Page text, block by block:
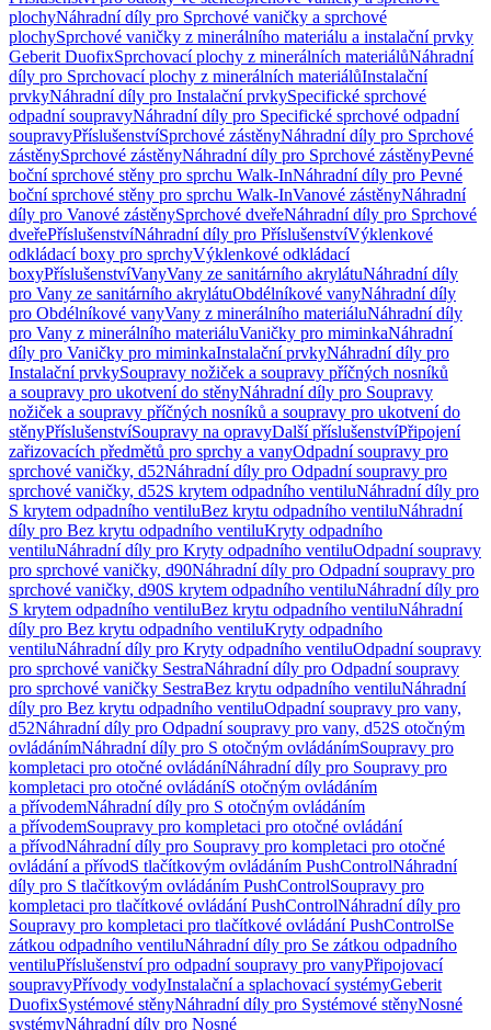
plochyNáhradní díly pro Sprchové vaničky a sprchové
plochySprchové vaničky z minerálního materiálu a instalační prvky
Geberit DuofixSprchovací plochy z minerálních materiálůNáhradní
díly pro Sprchovací plochy z minerálních materiálůInstalační
prvkyNáhradní díly pro Instalační prvkySpecifické sprchové
odpadní soupravyNáhradní díly pro Specifické sprchové odpadní
soupravyPříslušenstvíSprchové zástěnyNáhradní díly pro Sprchové
zástěnySprchové zástěnyNáhradní díly pro Sprchové zástěnyPevné
boční sprchové stěny pro sprchu Walk-InNáhradní díly pro Pevné
boční sprchové stěny pro sprchu Walk-InVanové zástěnyNáhradní
díly pro Vanové zástěnySprchové dveřeNáhradní díly pro Sprchové
dveřePříslušenstvíNáhradní díly pro PříslušenstvíVýklenkové
odkládací boxy pro sprchyVýklenkové odkládací
boxyPříslušenstvíVanyVany ze sanitárního akrylátuNáhradní díly
pro Vany ze sanitárního akrylátuObdélníkové vanyNáhradní díly
pro Obdélníkové vanyVany z minerálního materiáluNáhradní díly
pro Vany z minerálního materiáluVaničky pro miminkaNáhradní
díly pro Vaničky pro miminkaInstalační prvkyNáhradní díly pro
Instalační prvkySoupravy nožiček a soupravy příčných nosníků
a soupravy pro ukotvení do stěnyNáhradní díly pro Soupravy
nožiček a soupravy příčných nosníků a soupravy pro ukotvení do
stěnyPříslušenstvíSoupravy na opravyDalší příslušenstvíPřipojení
zařizovacích předmětů pro sprchy a vanyOdpadní soupravy pro
sprchové vaničky, d52Náhradní díly pro Odpadní soupravy pro
sprchové vaničky, d52S krytem odpadního ventiluNáhradní díly pro
S krytem odpadního ventiluBez krytu odpadního ventiluNáhradní
díly pro Bez krytu odpadního ventiluKryty odpadního
ventiluNáhradní díly pro Kryty odpadního ventiluOdpadní soupravy
pro sprchové vaničky, d90Náhradní díly pro Odpadní soupravy pro
sprchové vaničky, d90S krytem odpadního ventiluNáhradní díly pro
S krytem odpadního ventiluBez krytu odpadního ventiluNáhradní
díly pro Bez krytu odpadního ventiluKryty odpadního
ventiluNáhradní díly pro Kryty odpadního ventiluOdpadní soupravy
pro sprchové vaničky SestraNáhradní díly pro Odpadní soupravy
pro sprchové vaničky SestraBez krytu odpadního ventiluNáhradní
díly pro Bez krytu odpadního ventiluOdpadní soupravy pro vany,
d52Náhradní díly pro Odpadní soupravy pro vany, d52S otočným
ovládánímNáhradní díly pro S otočným ovládánímSoupravy pro
kompletaci pro otočné ovládáníNáhradní díly pro Soupravy pro
kompletaci pro otočné ovládáníS otočným ovládáním
a přívodemNáhradní díly pro S otočným ovládáním
a přívodemSoupravy pro kompletaci pro otočné ovládání
a přívodNáhradní díly pro Soupravy pro kompletaci pro otočné
ovládání a přívodS tlačítkovým ovládáním PushControlNáhradní
díly pro S tlačítkovým ovládáním PushControlSoupravy pro
kompletaci pro tlačítkové ovládání PushControlNáhradní díly pro
Soupravy pro kompletaci pro tlačítkové ovládání PushControlSe
zátkou odpadního ventiluNáhradní díly pro Se zátkou odpadního
ventiluPříslušenství pro odpadní soupravy pro vanyPřipojovací
soupravyPřívody vodyInstalační a splachovací systémyGeberit
DuofixSystémové stěnyNáhradní díly pro Systémové stěnyNosné
systémyNáhradní díly pro Nosné